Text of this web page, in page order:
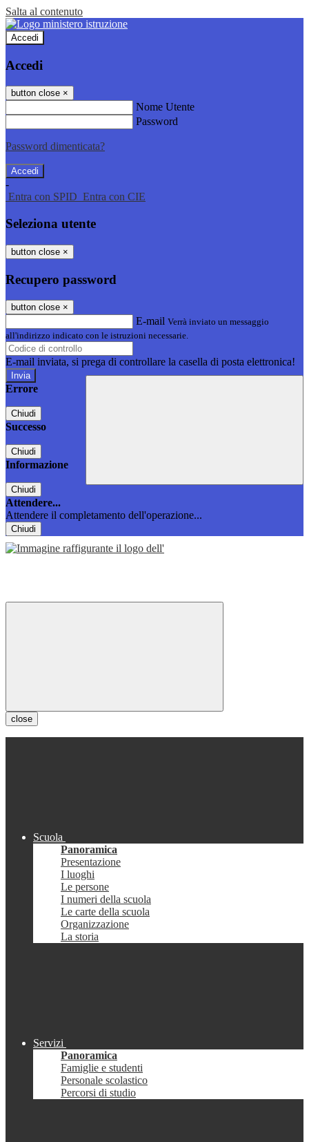
Salta al contenuto
Accedi
Accedi
button close ×
Nome Utente
Password
Password dimenticata?
-
Entra con SPID Entra con CIE
Seleziona utente
button close ×
Recupero password
button close ×
E-mail Verrà inviato un messaggio
all'indirizzo indicato con le istruzioni necessarie.
E-mail inviata, si prega di controllare la casella di posta elettronica!
Errore
Chiudi
Successo
Chiudi
Informazione
Chiudi
Attendere...
Attendere il completamento dell'operazione...
Chiudi
close
Scuola
Panoramica
Presentazione
I luoghi
Le persone
I numeri della scuola
Le carte della scuola
Organizzazione
La storia
Servizi
Panoramica
Famiglie e studenti
Personale scolastico
Percorsi di studio